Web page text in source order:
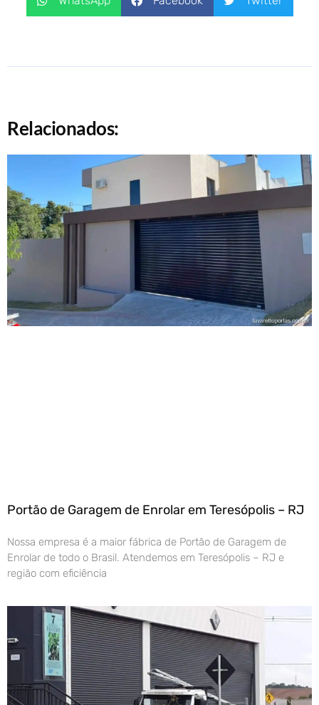
Relacionados:
Portão de Garagem de Enrolar em Teresópolis – RJ
Nossa empresa é a maior fábrica de Portão de Garagem de
Enrolar de todo o Brasil. Atendemos em Teresópolis – RJ e
região com eficiência